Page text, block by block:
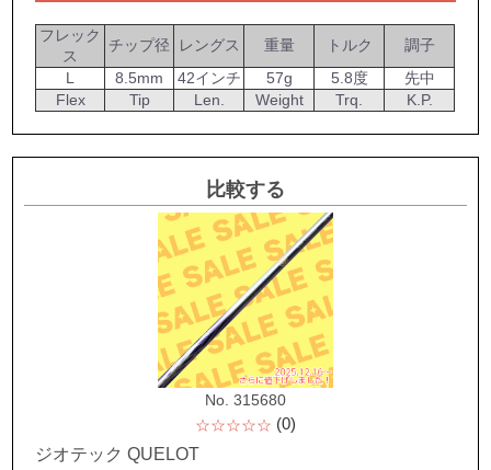
フレック
ス
チップ径 レングス 重量 トルク
調子
L
8.5mm 42インチ 57g 5.8度
先中
Flex
Tip Len. Weight Trq. K.P.
比較する
No. 315680
☆☆☆☆☆ (0)
ジオテック QUELOT